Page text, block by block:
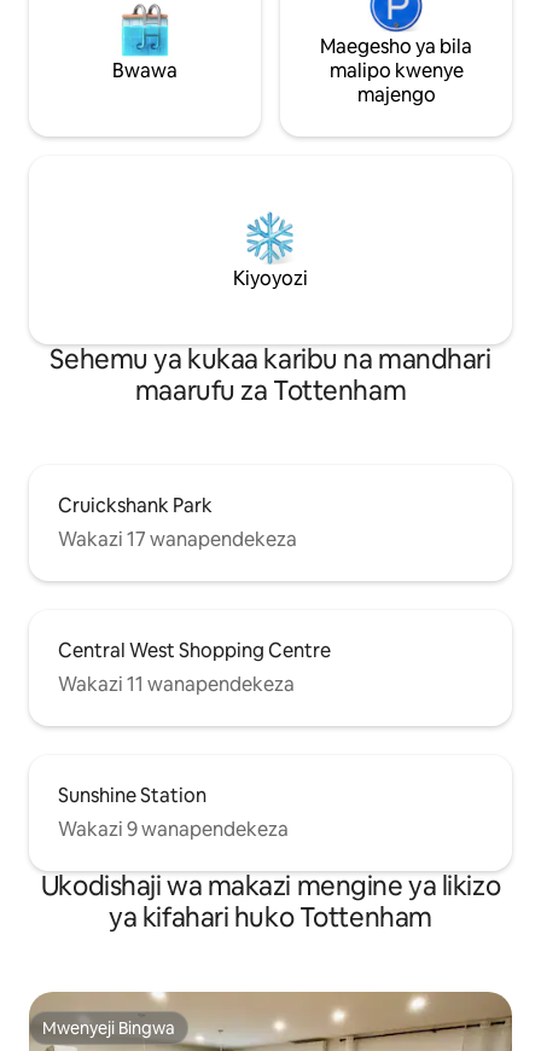
Bwawa
Maegesho ya bila
malipo kwenye
majengo
Kiyoyozi
Sehemu ya kukaa karibu na mandhari
maarufu za Tottenham
Cruickshank Park
Wakazi 17 wanapendekeza
Central West Shopping Centre
Wakazi 11 wanapendekeza
Sunshine Station
Wakazi 9 wanapendekeza
Ukodishaji wa makazi mengine ya likizo
ya kifahari huko Tottenham
Mwenyeji Bingwa
Mwenyeji Bingwa